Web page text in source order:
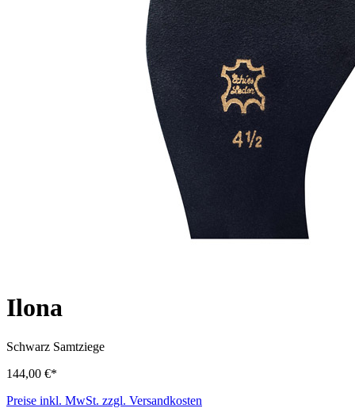
Ilona
Schwarz Samtziege
144,00 €*
Preise inkl. MwSt. zzgl. Versandkosten